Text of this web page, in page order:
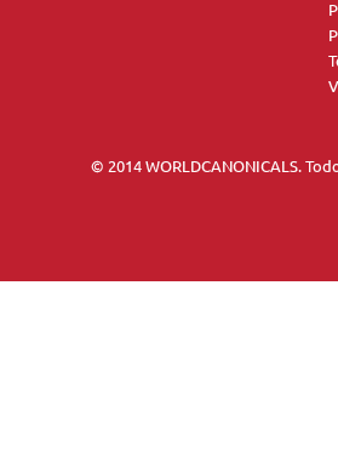
© 2014 WORLDCANONICALS.